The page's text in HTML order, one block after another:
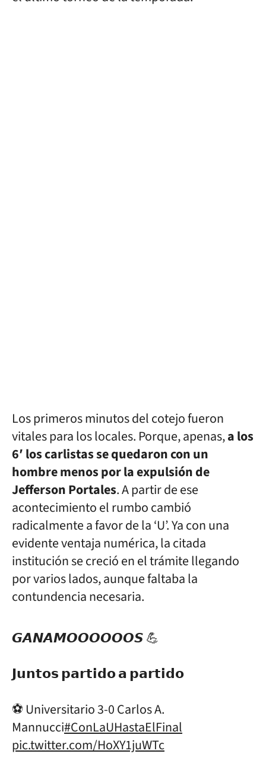
Los primeros minutos del cotejo fueron
vitales para los locales. Porque, apenas,a los
6′ los carlistas se quedaron con un
hombre menos por la expulsión de
Jefferson Portales. A partir de ese
acontecimiento el rumbo cambió
radicalmente a favor de la ‘U’. Ya con una
evidente ventaja numérica, la citada
institución se creció en el trámite llegando
por varios lados, aunque faltaba la
contundencia necesaria.
𝙂𝘼𝙉𝘼𝙈𝙊𝙊𝙊𝙊𝙊𝙊𝙎 💪
𝗝𝘂𝗻𝘁𝗼𝘀 𝗽𝗮𝗿𝘁𝗶𝗱𝗼 𝗮 𝗽𝗮𝗿𝘁𝗶𝗱𝗼
⚽️ Universitario 3-0 Carlos A.
Mannucci#ConLaUHastaElFinal
pic.twitter.com/HoXY1juWTc